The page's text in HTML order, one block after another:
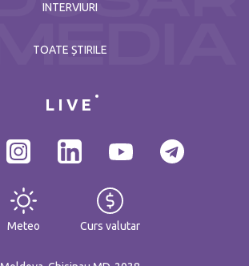
INTERVIURI
TOATE ȘTIRILE
LIVE
Meteo Curs valutar